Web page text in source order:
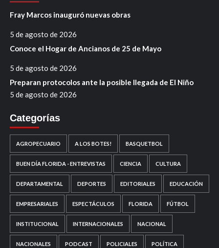
Fray Marcos inauguró nuevas obras
5 de agosto de 2026
Conoce el Hogar de Ancianos de 25 de Mayo
5 de agosto de 2026
Preparan protocolos ante la posible llegada de El Niño
5 de agosto de 2026
Categorías
AGROPECUARIO A LOS BOTES! BASQUETBOL
BUEN DÍA FLORIDA - ENTREVISTAS CIENCIA CULTURA
DEPARTAMENTAL DEPORTES EDITORIALES EDUCACIÓN
EMPRESARIALES ESPECTÁCULOS FLORIDA FÚTBOL
INSTITUCIONAL INTERNACIONALES NACIONAL
NACIONALES PODCAST POLICIALES POLÍTICA